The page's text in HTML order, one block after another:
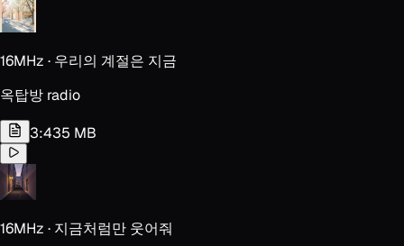
16MHz · 우리의 계절은 지금
옥탑방 radio
3:435 MB
16MHz · 지금처럼만 웃어줘